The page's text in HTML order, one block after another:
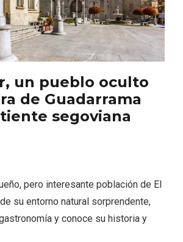
un pueblo oculto
de Guadarrama
segoviana
pero interesante población de El
su entorno natural sorprendente,
y conoce su historia y
leoneses en Riaño